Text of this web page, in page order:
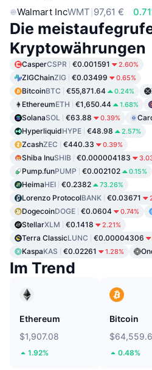
Walmart IncWMT 97,61 €
Die
Kryptowährungen
CasperCSPR €0.001591 2.60%
ZIGChainZIG €0.03499 0.65%
BitcoinBTC €55,871.64 0.24%
EthereumETH €1,650.44 1.68%
SolanaSOL €63.88 0.39%
HyperliquidHYPE €48.98 2.57%
ZcashZEC €440.33 0.39%
Shiba InuSHIB €0.000004183
Pump.funPUMP €0.002102 0.15%
HeimaHEI €0.2382 73.26%
Lorenzo ProtocolBANK €0.03671
DogecoinDOGE €0.0604 0.74%
StellarXLM €0.1418 2.21%
Terra ClassicLUNC €0.00004306
KaspaKAS €0.02261 1.28%
Im Trend
Ethereum
$1,907.08
1.92%
Bitcoin
0.48%